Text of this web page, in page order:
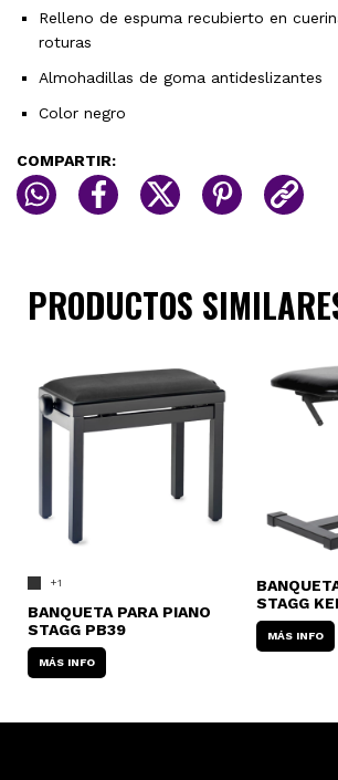
Relleno de espuma recubierto en
roturas
Almohadillas de goma antideslizantes
Color negro
COMPARTIR:
PRODUCTOS
+1
BANQUETA PARA PIANO
STAGG PB39
MÁS INFO
STAGG
MÁS INFO